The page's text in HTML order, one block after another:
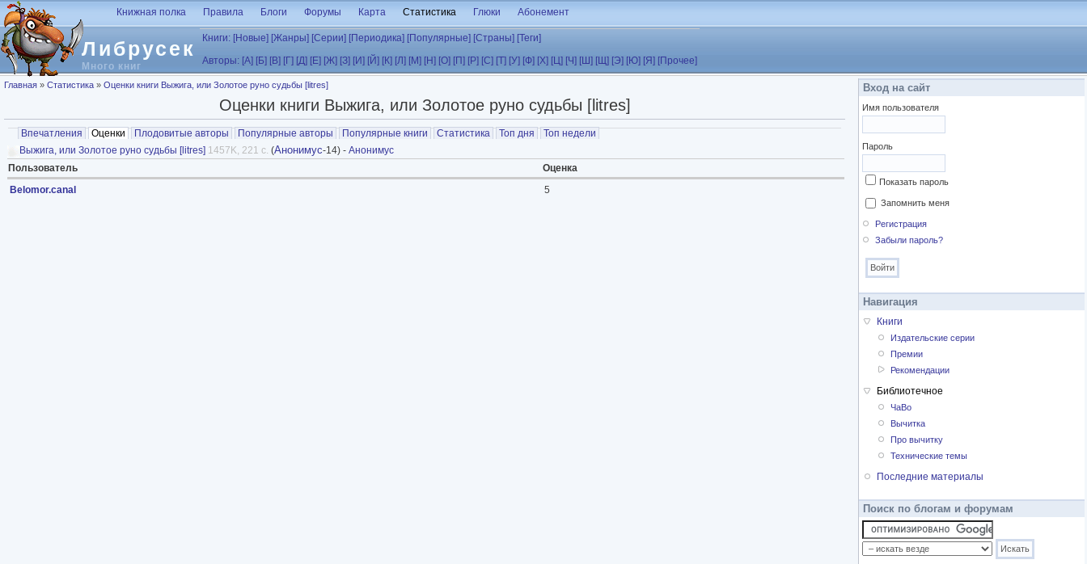
Перейти к основному содержанию
Либрусек
Много книг
Книжная полка Правила Блоги Форумы Карта Статистика Глюки Абонемент
Книги: [Новые] [Жанры] [Серии] [Периодика] [Популярные] [Страны] [Теги]
Авторы: [А] [Б] [В] [Г] [Д] [Е] [Ж] [З] [И] [Й] [К] [Л] [М] [Н] [О] [П] [Р] [С] [Т] [У] [Ф] [Х] [Ц] [Ч] [Ш] [Щ] [Э] [Ю] [Я] [Прочее]
Вы здесь
Главная » Статистика » Оценки книги Выжига, или Золотое руно судьбы [litres]
Оценки книги Выжига, или Золотое руно судьбы [litres]
Главные вкладки
Впечатления Оценки (активная вкладка)
Плодовитые авторы Популярные авторы Популярные книги Статистика Топ дня
Топ недели
Выжига, или Золотое руно судьбы [litres] 1457K, 221 с. (Анонимус-14) - Анонимус
Пользователь
Оценка
Belomor.canal
5
Вход на сайт
Имя пользователя
Пароль
Показать пароль
Запомнить меня
Регистрация
Забыли пароль?
Навигация
Книги
Издательские серии
Премии
Рекомендации
Библиотечное
ЧаВо
Вычитка
Про вычитку
Технические темы
Последние материалы
Поиск по блогам и форумам